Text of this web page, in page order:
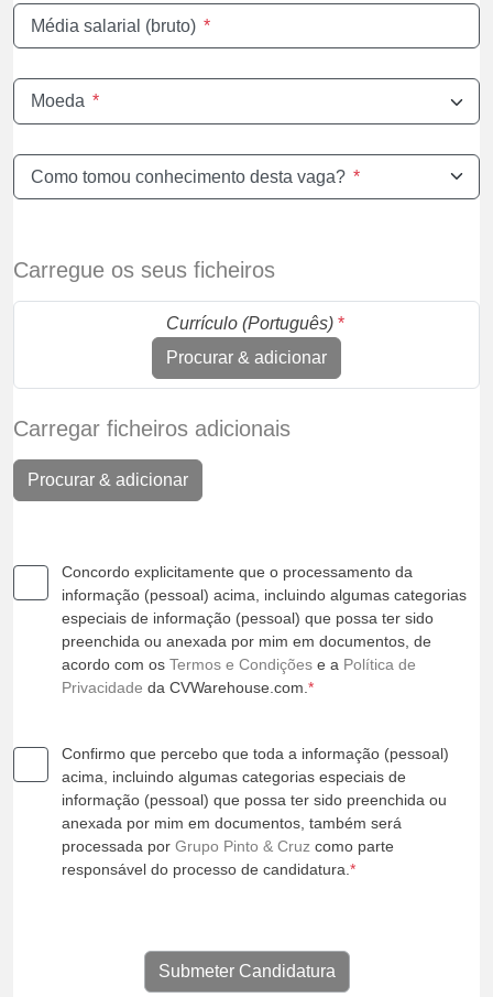
Média salarial (bruto) *
Moeda *
Como tomou conhecimento desta vaga? *
Carregue os seus ficheiros
Currículo (Português) *
Procurar & adicionar
Carregar ficheiros adicionais
Procurar & adicionar
Concordo explicitamente que o processamento da
informação (pessoal) acima, incluindo algumas categorias
especiais de informação (pessoal) que possa ter sido
preenchida ou anexada por mim em documentos, de
acordo com os Termos e Condições e a Política de
Privacidade da CVWarehouse.com. *
Confirmo que percebo que toda a informação (pessoal)
acima, incluindo algumas categorias especiais de
informação (pessoal) que possa ter sido preenchida ou
anexada por mim em documentos, também será
processada por Grupo Pinto & Cruz como parte
responsável do processo de candidatura. *